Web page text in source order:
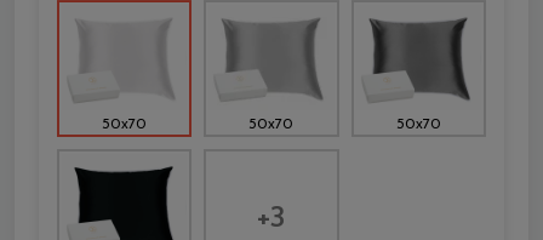
50x70 50x70 50x70
+3